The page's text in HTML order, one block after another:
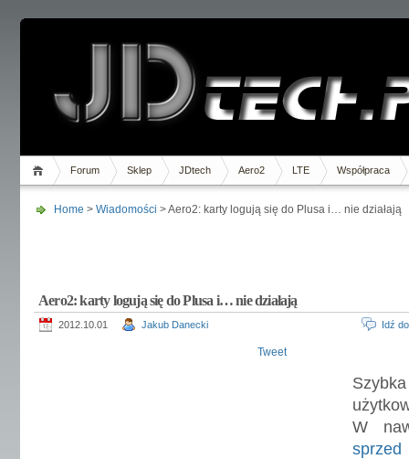
Forum Sklep JDtech Aero2 LTE Współpraca
Home > Wiadomości > Aero2: karty logują się do Plusa i… nie działają
Aero2: karty logują się do Plusa i… nie działają
2012.10.01 Jakub Danecki Idź
Tweet
W